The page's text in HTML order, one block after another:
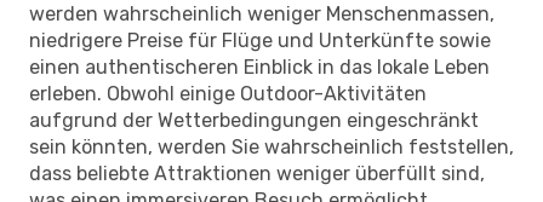
werden wahrscheinlich weniger Menschenmassen,
niedrigere Preise für Flüge und Unterkünfte sowie
einen authentischeren Einblick in das lokale Leben
erleben. Obwohl einige Outdoor-Aktivitäten
aufgrund der Wetterbedingungen eingeschränkt
sein könnten, werden Sie wahrscheinlich feststellen,
dass beliebte Attraktionen weniger überfüllt sind,